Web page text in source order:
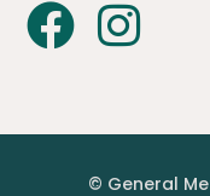
© General